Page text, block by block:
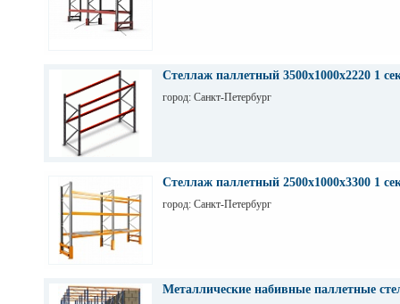
Стеллаж паллетный 3500х1000х2220 1
город: Санкт-Петербург
Стеллаж паллетный 2500х1000х3300 1
город: Санкт-Петербург
Металлические набивные паллетные